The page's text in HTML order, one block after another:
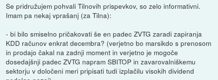
Se pridružujem pohvali Tilnovih prispevkov, so zelo informativni.
Imam pa nekaj vprašanj (za Tilna):
- bi bilo smiselno pričakovati še en padec ZVTG zaradi zapiranja
KDD računov enkrat decembra? (verjetno bo marsikdo s prenosom
in prodajo čakal na zadnji moment in verjetno je mogoče
dosedajšnji padec ZVTG napram SBITOP in zavarovalniškemu
sektorju v določeni meri pripisati tudi izplačilu visokih dividend